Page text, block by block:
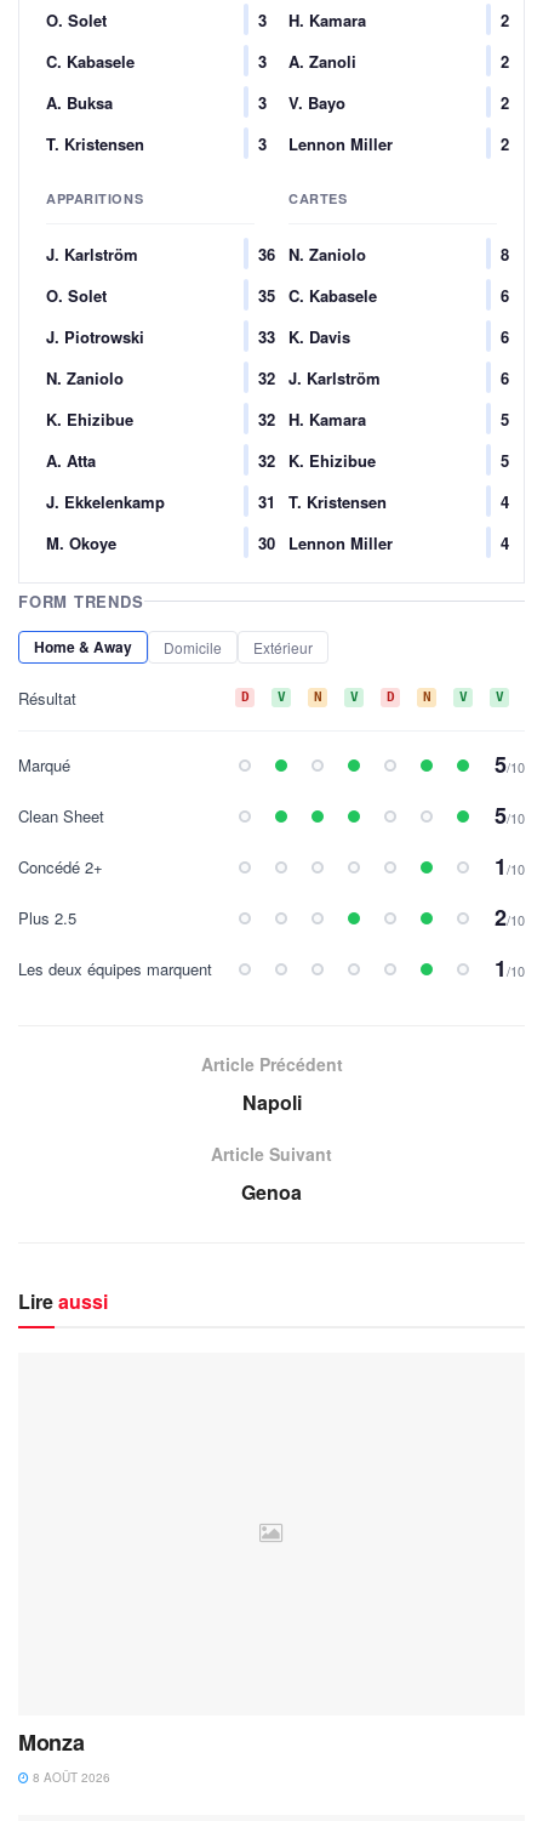
O. Solet
3
C. Kabasele
3
A. Buksa
3
T. Kristensen
3
H. Kamara
2
A. Zanoli
2
V. Bayo
2
Lennon Miller
2
APPARITIONS
J. Karlström
36
O. Solet
35
J. Piotrowski
33
N. Zaniolo
32
K. Ehizibue
32
A. Atta
32
J. Ekkelenkamp
31
M. Okoye
30
CARTES
N. Zaniolo
8
C. Kabasele
6
K. Davis
6
J. Karlström
6
H. Kamara
5
K. Ehizibue
5
T. Kristensen
4
Lennon Miller
4
FORM TRENDS
Home & Away Domicile Extérieur
Résultat D V N V D N V V
Marqué 5/10
Clean Sheet 5/10
Concédé 2+ 1/10
Plus 2.5 2/10
Les deux équipes marquent 1/10
Article Précédent
Napoli
Article Suivant
Genoa
Lireaussi
Monza
8 AOÛT 2026